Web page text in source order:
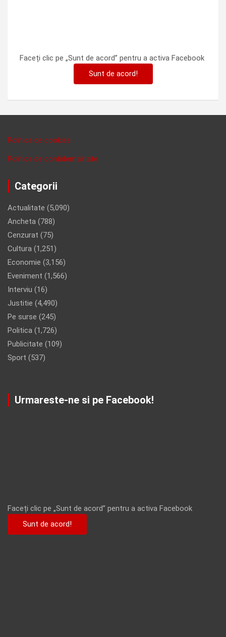
Faceți clic pe „Sunt de acord” pentru a activa Facebook
Sunt de acord!
Politica de cookies
Politica de confidentalitate
Categorii
Actualitate (5,090)
Ancheta (788)
Cenzurat (75)
Cultura (1,251)
Economie (3,156)
Eveniment (1,566)
Interviu (16)
Justitie (4,490)
Pe surse (245)
Politica (1,726)
Publicitate (109)
Sport (537)
Urmareste-ne si pe Facebook!
Faceți clic pe „Sunt de acord” pentru a activa Facebook
Sunt de acord!